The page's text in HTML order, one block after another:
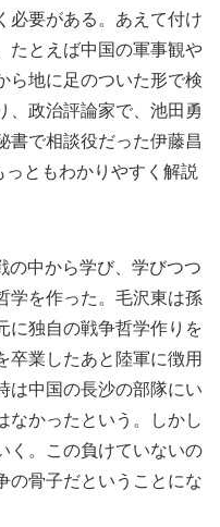
必要がある。あえて付け
たとえば中国の軍事観や
ら地に足のついた形で検
、政治評論家で、池田勇
書で相談役だった伊藤昌
ともわかりやすく解説
中から学び、学びつつ
学を作った。毛沢東は孫
に独自の戦争哲学作りを
卒業したあと陸軍に徴用
は中国の長沙の部隊にい
なかったという。しかし
く。この負けていないの
の骨子だということにな